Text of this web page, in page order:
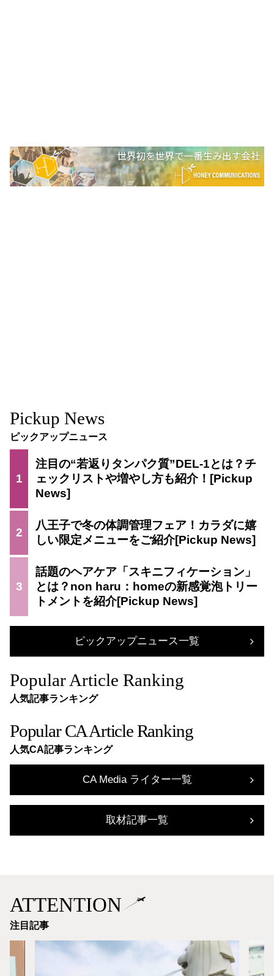
Pickup News
ピックアップニュース
1
注目の“若返りタンパク質”DEL-1とは？チ
ェックリストや増やし方も紹介！
2
八王子で冬の体調管理フェア！カラダに嬉
しい限定メニューをご紹介
3
話題のヘアケア「スキニフィケーション」
とは？non haru：homeの新感覚泡トリー
トメントを紹介
ピックアップニュース一覧
Popular Article Ranking
人気記事ランキング
Popular CA Article Ranking
人気CA記事ランキング
CA Media ライター一覧
取材記事一覧
ATTENTION
注目記事